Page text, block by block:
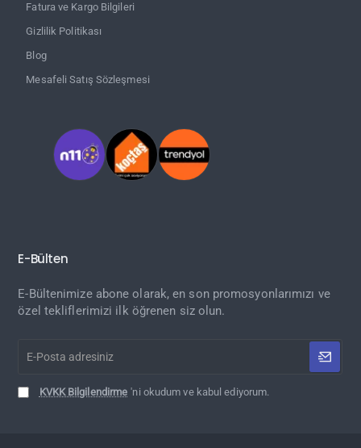
Fatura ve Kargo Bilgileri
Gizlilik Politikası
Blog
Mesafeli Satış Sözleşmesi
E-Bülten
E-Bültenimize abone olarak, en son promosyonlarımızı ve
özel tekliflerimizi ilk öğrenen siz olun.
Posta
KVKK Bilgilendirme 'ni okudum ve kabul ediyorum.